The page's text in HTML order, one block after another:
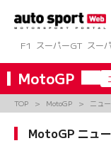
ツ
へ
ス
キ
ッ
F1
スーパーGT スー
MotoGP
TOP MotoGP ニュ
MotoGP ニュ